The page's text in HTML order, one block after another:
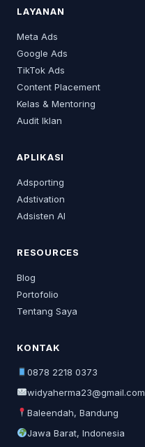
LAYANAN
Meta Ads
Google Ads
TikTok Ads
Content Placement
Kelas & Mentoring
Audit Iklan
APLIKASI
Adsporting
Adstivation
Adsisten AI
RESOURCES
Blog
Portofolio
Tentang Saya
KONTAK
0878 2218 0373
widyaherma23@gmail.com
Baleendah, Bandung
Jawa Barat, Indonesia